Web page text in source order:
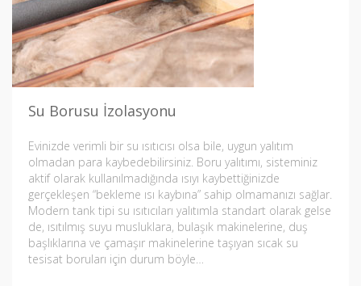
Su Borusu İzolasyonu
Evinizde verimli bir su ısıtıcısı olsa bile, uygun yalıtım
olmadan para kaybedebilirsiniz. Boru yalıtımı, sisteminiz
aktif olarak kullanılmadığında ısıyı kaybettiğinizde
gerçekleşen “bekleme ısı kaybına” sahip olmamanızı sağlar.
Modern tank tipi su ısıtıcıları yalıtımla standart olarak gelse
de, ısıtılmış suyu musluklara, bulaşık makinelerine, duş
başlıklarına ve çamaşır makinelerine taşıyan sıcak su
tesisat boruları için durum böyle…